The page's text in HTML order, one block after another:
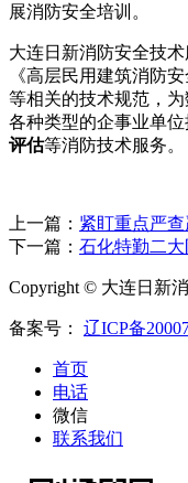
展消防安全培训。
大连日新消防安全技
《高层民用建筑消防
等相关的技术规范，
各种类型的企事业单位
评估等消防技术服务。
上一篇： 紧盯重点严
下一篇： 石化特勤二
Copyright © 大连日新
备案号： 辽ICP备
首页
电话
微信
联系我们